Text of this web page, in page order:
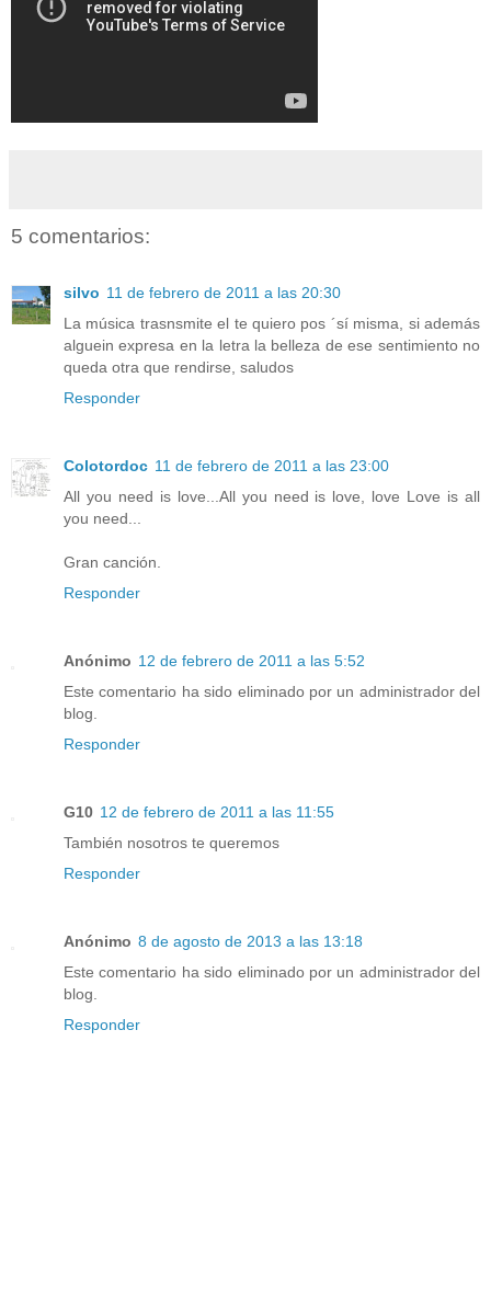
5 comentarios:
silvo 11 de febrero de 2011 a las 20:30
La música trasnsmite el te quiero pos ´sí misma, si además
alguein expresa en la letra la belleza de ese sentimiento no
queda otra que rendirse, saludos
Responder
Colotordoc 11 de febrero de 2011 a las 23:00
All you need is love...All you need is love, love Love is all
you need...
Gran canción.
Responder
Anónimo 12 de febrero de 2011 a las 5:52
Este comentario ha sido eliminado por un administrador del
blog.
Responder
G10 12 de febrero de 2011 a las 11:55
También nosotros te queremos
Responder
Anónimo 8 de agosto de 2013 a las 13:18
Este comentario ha sido eliminado por un administrador del
blog.
Responder